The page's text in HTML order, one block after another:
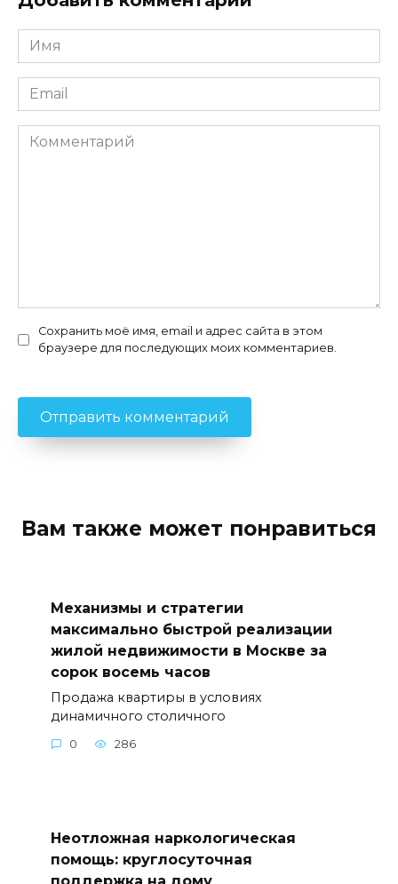
Имя
*
Email
*
Комментарий
Сохранить моё имя, email и адрес сайта в этом
браузере для последующих моих комментариев.
Вам также может понравиться
Механизмы и стратегии
максимально быстрой реализации
жилой недвижимости в Москве за
сорок восемь часов
Продажа квартиры в условиях
динамичного столичного
0 286
Неотложная наркологическая
помощь: круглосуточная
поддержка на дому